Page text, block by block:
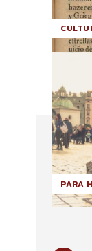
PARA